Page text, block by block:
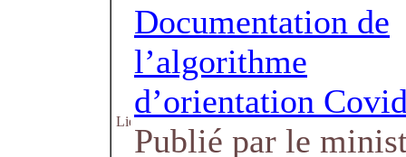
Documentation de
l’algorithme
d’orientation
Publié par le